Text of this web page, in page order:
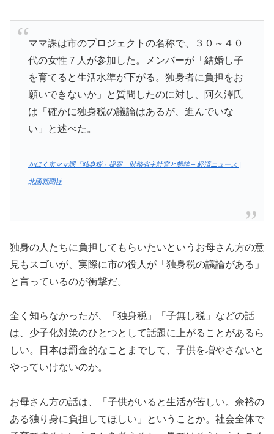
ママ課は市のプロジェクトの名称で、３０～４０
代の女性７人が参加した。メンバーが「結婚し子
を育てると生活水準が下がる。独身者に負担をお
願いできないか」と質問したのに対し、阿久澤氏
は「確かに独身税の議論はあるが、進んでいな
い」と述べた。
かほく市ママ課「独身税」提案 財務省主計官と懇談 – 経済ニュース |
北國新聞社
独身の人たちに負担してもらいたいというお母さん方の意
見もスゴいが、実際に市の役人が「独身税の議論がある」
と言っているのが衝撃だ。
全く知らなかったが、「独身税」「子無し税」などの話
は、少子化対策のひとつとして話題に上がることがあるら
しい。日本は罰金的なことまでして、子供を増やさないと
やっていけないのか。
お母さん方の話は、「子供がいると生活が苦しい。余裕の
ある独り身に負担してほしい」ということか。社会全体で